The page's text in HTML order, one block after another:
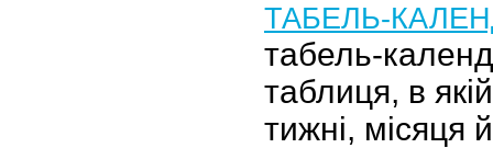
ТАБЕЛЬ-
табель-
таблиця, в
тижні, місяця